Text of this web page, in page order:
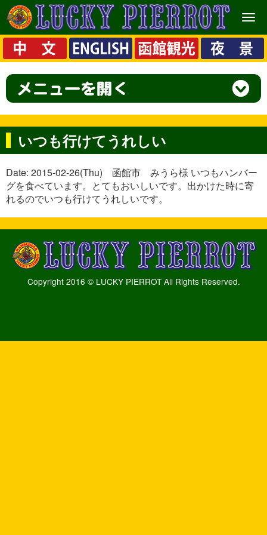
メ
ニ
ュ
ー
いつも行けてうれしい
Date: 2015-02-26(Thu) 函館市 みうら様 いつもハンバー
グを食べています。とてもおいしいです。出かけた時に寄
れるのでいつも行けてうれしいです。
Copyright 2016 © LUCKY PIERROT All Rights Reserved.